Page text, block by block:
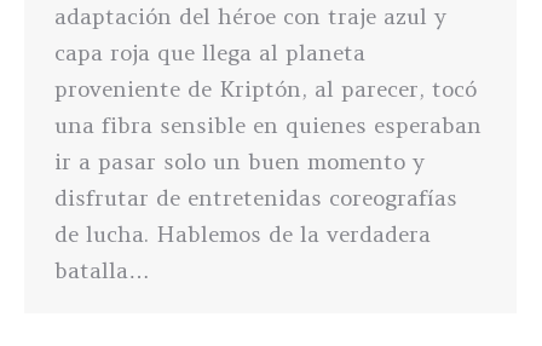
adaptación del héroe con traje azul y
capa roja que llega al planeta
proveniente de Kriptón, al parecer, tocó
una fibra sensible en quienes esperaban
ir a pasar solo un buen momento y
disfrutar de entretenidas coreografías
de lucha. Hablemos de la verdadera
batalla…